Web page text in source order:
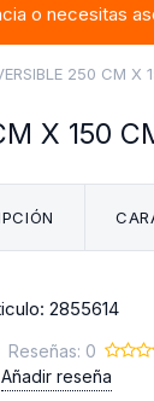
o necesitas
250 CM X
X 150
2855614
Reseñas: 0
Añadir reseña